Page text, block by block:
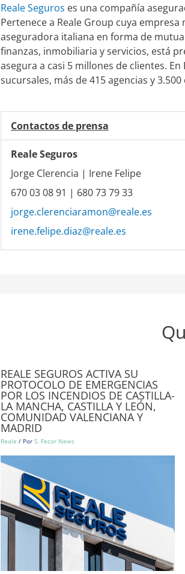
Reale Seguros es una compañía
Pertenece a Reale Group cuya
aseguradora italiana en forma de
finanzas, inmobiliaria y servicios, está
asegura a casi 5 millones de clientes.
sucursales, más de 415 agencias y
Contactos de prensa
Reale Seguros
Jorge Clerencia | Irene Felipe
670 03 08 91 | 680 73 79 33
jorge.clerenciaramon@reale.es
irene.felipe.diaz@reale.es
REALE SEGUROS ACTIVA SU
PROTOCOLO DE EMERGENCIAS
POR LOS INCENDIOS DE CASTILLA-
LA MANCHA, CASTILLA Y LEÓN,
COMUNIDAD VALENCIANA Y
MADRID
Reale / Por S. Fecor News